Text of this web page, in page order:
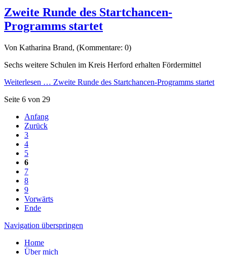
Zweite Runde des Startchancen-
Programms startet
Von Katharina Brand, (Kommentare: 0)
Sechs weitere Schulen im Kreis Herford erhalten Fördermittel
Weiterlesen … Zweite Runde des Startchancen-Programms startet
Seite 6 von 29
Anfang
Zurück
3
4
5
6
7
8
9
Vorwärts
Ende
Navigation überspringen
Home
Über mich